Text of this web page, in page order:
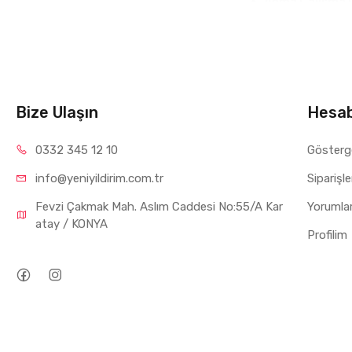
Kullanım
Elektrik
Pompa
Fan ve
Bize Ulaşın
0332 345 12 10
info@yeniyildirim.com.tr
Fevzi Çakmak Mah. Aslım Caddesi No:55/A Kar
atay / KONYA
Profilim